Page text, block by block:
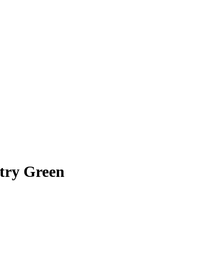
Green